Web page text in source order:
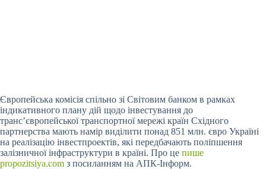
Європейська комісія спільно зі Світовим банком в рамках
індикативного плану дій щодо інвестування до
транс’європейської транспортної мережі країн Східного
партнерства мають намір виділити понад 851 млн. євро Україні
на реалізацію інвестпроектів, які передбачають поліпшення
залізничної інфраструктури в країні. Про це пише
propozitsiya.com з посиланням на АПК-Інформ.